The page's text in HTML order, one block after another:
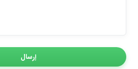
إرسال